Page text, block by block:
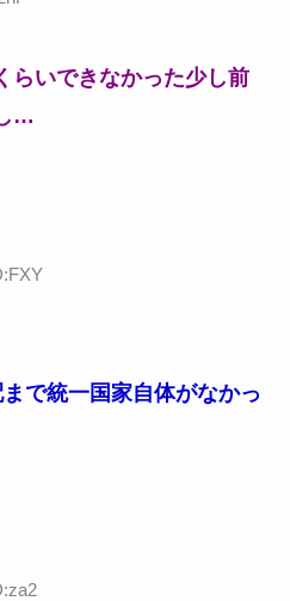
らいできなかった少し前
…
で統一国家自体がなかっ